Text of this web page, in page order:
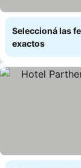
Seleccioná las
exactos